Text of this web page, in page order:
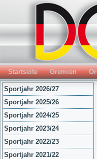
Startseite Gremien
Sportjahr 2026/27
Sportjahr 2025/26
Sportjahr 2024/25
Sportjahr 2023/24
Sportjahr 2022/23
Sportjahr 2021/22